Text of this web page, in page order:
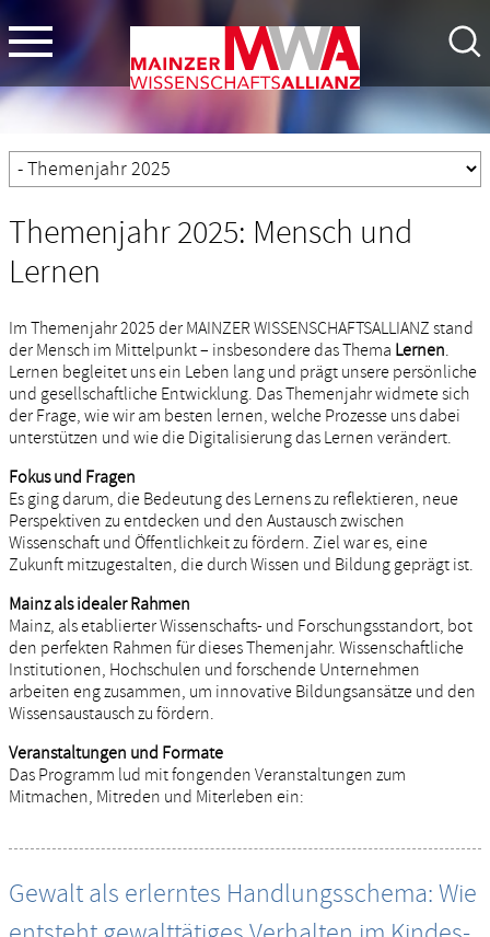
Themenjahr 2025: Mensch und
Lernen
Im Themenjahr 2025 der MAINZER WISSENSCHAFTSALLIANZ stand
der Mensch im Mittelpunkt – insbesondere das Thema Lernen.
Lernen begleitet uns ein Leben lang und prägt unsere persönliche
und gesellschaftliche Entwicklung. Das Themenjahr widmete sich
der Frage, wie wir am besten lernen, welche Prozesse uns dabei
unterstützen und wie die Digitalisierung das Lernen verändert.
Fokus und Fragen
Es ging darum, die Bedeutung des Lernens zu reflektieren, neue
Perspektiven zu entdecken und den Austausch zwischen
Wissenschaft und Öffentlichkeit zu fördern. Ziel war es, eine
Zukunft mitzugestalten, die durch Wissen und Bildung geprägt ist.
Mainz als idealer Rahmen
Mainz, als etablierter Wissenschafts- und Forschungsstandort, bot
den perfekten Rahmen für dieses Themenjahr. Wissenschaftliche
Institutionen, Hochschulen und forschende Unternehmen
arbeiten eng zusammen, um innovative Bildungsansätze und den
Wissensaustausch zu fördern.
Veranstaltungen und Formate
Das Programm lud mit fongenden Veranstaltungen zum
Mitmachen, Mitreden und Miterleben ein:
Gewalt als erlerntes Handlungsschema: Wie